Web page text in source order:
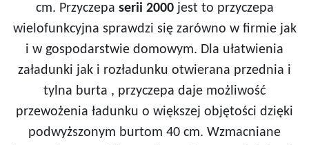
cm. Przyczepa serii 2000jest to przyczepa
wielofunkcyjna sprawdzi się zarówno w firmie jak
i w gospodarstwie domowym. Dla ułatwienia
załadunki jak i rozładunku otwierana przednia i
tylna burta , przyczepa daje możliwość
przewożenia ładunku o większej objętości dzięki
podwyższonym burtom 40 cm. Wzmacniane